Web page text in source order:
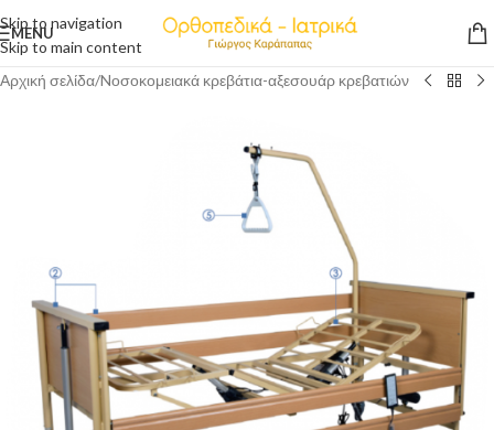
Skip to navigation
Skip to main content
MENU
Αρχική σελίδα/Nοσοκομειακά κρεβάτια-αξεσουάρ κρεβατιών